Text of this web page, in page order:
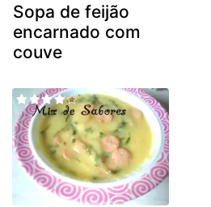
Sopa de feijão
encarnado com
couve